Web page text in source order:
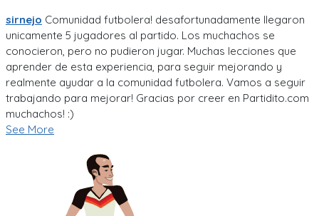
sirnejo Comunidad futbolera! desafortunadamente llegaron
unicamente 5 jugadores al partido. Los muchachos se
conocieron, pero no pudieron jugar. Muchas lecciones que
aprender de esta experiencia, para seguir mejorando y
realmente ayudar a la comunidad futbolera. Vamos a seguir
trabajando para mejorar! Gracias por creer en Partidito.com
muchachos! :)
See More